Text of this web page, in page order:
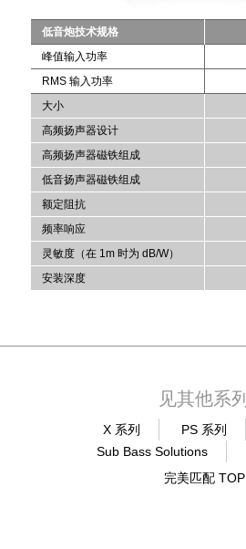
低音炮技术规格
峰值输入功率
RMS 输入功率
大小
高频扬声器设计
高频扬声器磁铁组成
低音扬声器磁铁组成
额定阻抗
频率响应
灵敏度（在 1m 时为 dB/W）
安装深度
见其他系列
X 系列 PS 系列
Sub Bass Solutions
完美匹配 TOP